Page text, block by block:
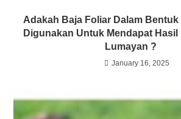
Adakah Baja Foliar Dalam Bentuk
Digunakan Untuk Mendapat Hasil
Lumayan ?
January 16, 2025